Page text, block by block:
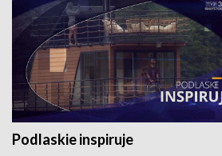
Podlaskie inspiruje